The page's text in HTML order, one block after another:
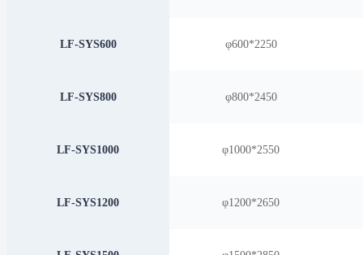
LF-SYS600 φ600*2250
LF-SYS800 φ800*2450
LF-SYS1000 φ1000*2550
LF-SYS1200 φ1200*2650